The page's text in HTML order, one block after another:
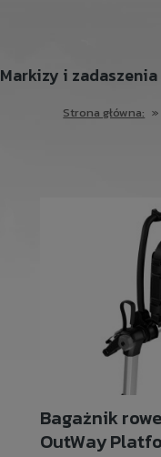
Markizy i zadaszenia
Strona główna: »
Bagażnik
OutWay